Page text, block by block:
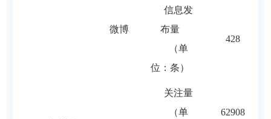
微博
信息发
布量
（单
位：条）
428
关注量
（单
62908